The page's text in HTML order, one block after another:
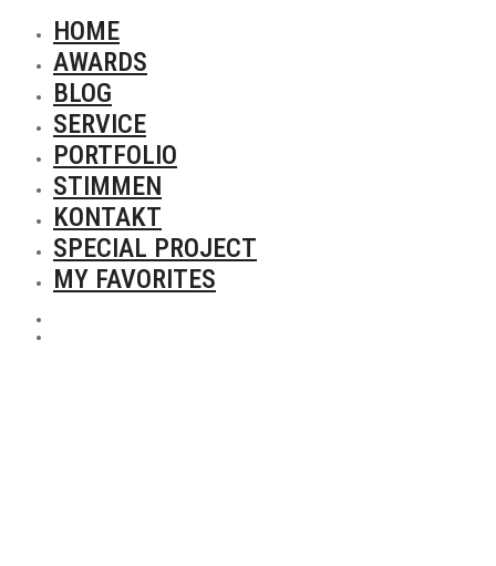
HOME
AWARDS
BLOG
SERVICE
PORTFOLIO
STIMMEN
KONTAKT
SPECIAL PROJECT
MY FAVORITES